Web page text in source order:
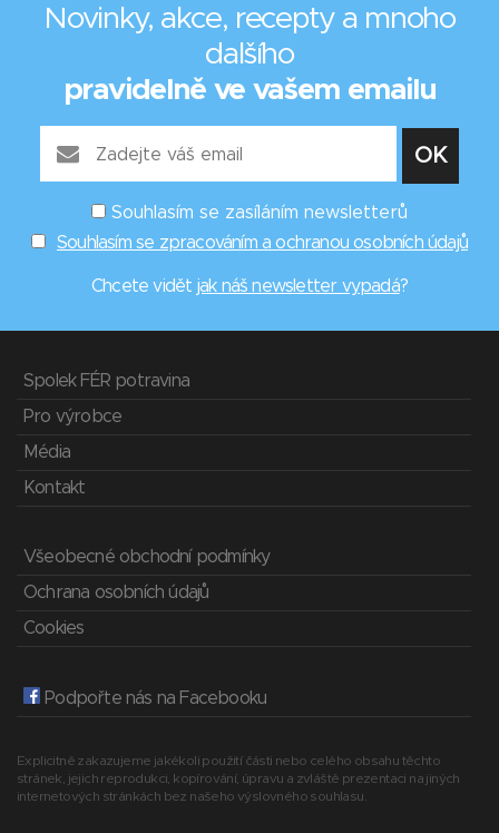
Novinky, akce, recepty a mnoho
dalšího
pravidelně ve vašem emailu
Souhlasím se zasíláním newsletterů
Souhlasím se zpracováním a ochranou osobních údajů
Chcete vidět jak náš newsletter vypadá?
Spolek FÉR potravina
Pro výrobce
Média
Kontakt
Všeobecné obchodní podmínky
Ochrana osobních údajů
Cookies
Podpořte nás na Facebooku
Explicitně zakazujeme jakékoli použití části nebo celého obsahu těchto
stránek, jejich reprodukci, kopírování, úpravu a zvláště prezentaci na jiných
internetových stránkách bez našeho výslovného souhlasu.